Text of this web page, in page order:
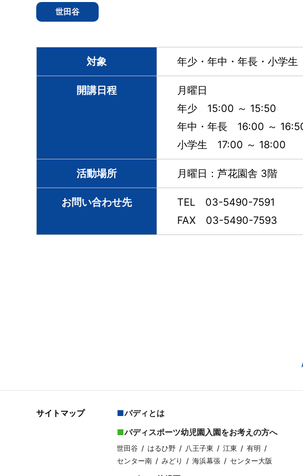
世田谷
対象 年少・年中・年長・小学生
開講日程
月曜日
年少 15:00 ～ 15:50
年中・年長 16:00 ～
小学生 17:00 ～ 18:00
活動場所 月曜日：芦花園舎 3階
お問い合わせ先
TEL 03-5490-7591
FAX 03-5490-7593
サイトマップ
バディとは
バディスポーツ幼児園入園をお考えの方へ
世田谷 はるひ野 八王子東 江東
有明
センター南
みどり 海浜幕張 センター大阪